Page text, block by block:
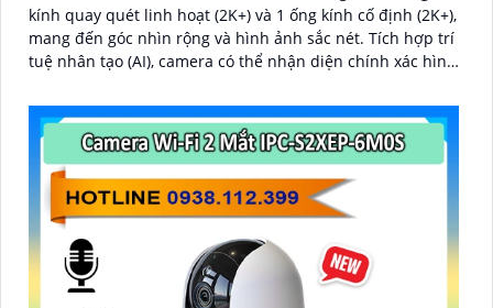
kính quay quét linh hoạt (2K+) và 1 ống kính cố định (2K+),
mang đến góc nhìn rộng và hình ảnh sắc nét. Tích hợp trí
tuệ nhân tạo (AI), camera có thể nhận diện chính xác hình